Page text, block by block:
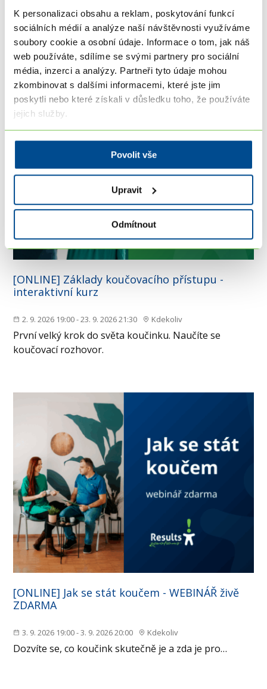
K personalizaci obsahu a reklam, poskytování funkcí
sociálních médií a analýze naší návštěvnosti využíváme
soubory cookie a osobní údaje. Informace o tom, jak náš
web používáte, sdílíme se svými partnery pro sociální
média, inzerci a analýzy. Partneři tyto údaje mohou
zkombinovat s dalšími informacemi, které jste jim
poskytli nebo které získali v důsledku toho, že používáte
jejich služby.
Povolit vše
Upravit
Odmítnout
25. 8. 2026 19:00 - 25. 8. 2026 20:00 Kdekoliv
Dozvíte se, co koučink skutečně je a zda je pro…
[ONLINE] Základy koučovacího přístupu -
interaktivní kurz
2. 9. 2026 19:00 - 23. 9. 2026 21:30 Kdekoliv
První velký krok do světa koučinku. Naučíte se
koučovací rozhovor.
[ONLINE] Jak se stát koučem - WEBINÁŘ živě
ZDARMA
3. 9. 2026 19:00 - 3. 9. 2026 20:00 Kdekoliv
Dozvíte se, co koučink skutečně je a zda je pro…